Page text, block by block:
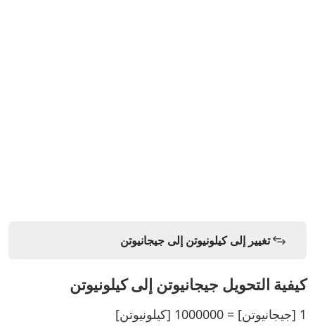
تغيير إلى كيلونيوتن إلى جيجانيوتن
كيفية التحويل جيجانيوتن إلى كيلونيوتن
1 [جيجانيوتن] = 1000000 [كيلونيوتن]